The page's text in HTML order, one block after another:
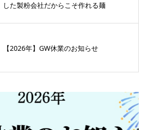
した製粉会社だからこそ作れる麺
【2026年】GW休業のお知らせ